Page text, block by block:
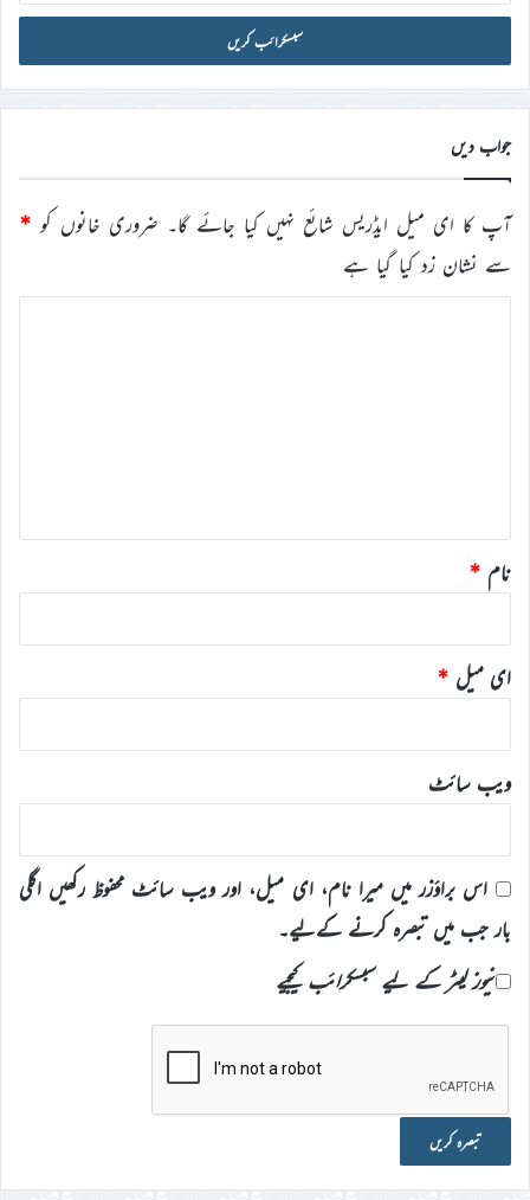
میل
ڈی
درج
کریں
جواب دیں
آپ کا ای میل ایڈریس شائع نہیں کیا جائے گا۔ ضروری خانوں کو *
سے نشان زد کیا گیا ہے
نام *
ای میل *
ویب‌ سائٹ
اس براؤزر میں میرا نام، ای میل، اور ویب سائٹ محفوظ رکھیں اگلی
بار جب میں تبصرہ کرنے کےلیے۔
نیوز لیٹر کے لیے سبسکرائب کیجیے